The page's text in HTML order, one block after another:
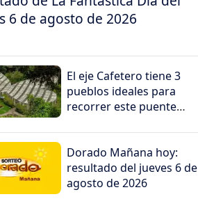
6 de agosto de 2026
El eje Cafetero tiene 3
pueblos ideales para
recorrer este puente
Dorado Mañana hoy:
resultado del jueves 6 de
agosto de 2026